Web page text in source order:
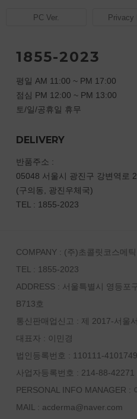
PC Ver. Privacy
1855-2023
평일 AM 11:00 ~ PM 17:00
점심 PM 12:00 ~ PM 13:00
토/일/공휴일 휴무
DELIVERY
반품주소 :
05048 서울시 광진구 강변역로 2
(구의동, 광진우체국)
TEL : 1855-2023
COMPANY : (주)초콜릿코스메틱
TEL : 1855-2023
ADDRESS : 서울특별시 영등포
B713호
통신판매업신고 : 제 2017-서울
대표자 : 이민경
법인등록번호 : 110111-4101749
사업자등록번호 : 214-88-42271
PERSONAL INFO MANAGER :
MAIL : acderma@naver.com